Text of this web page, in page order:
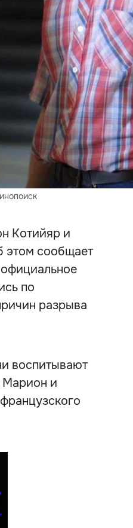
Котийяр и
этом сообщает
по
разрыва
воспитывают
Марион и